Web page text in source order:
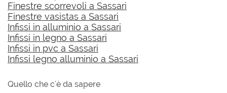
Finestre scorrevoli a Sassari
Finestre vasistas a Sassari
Infissi in alluminio a Sassari
Infissi in legno a Sassari
Infissi in pvc a Sassari
Infissi legno alluminio a Sassari
Quello che c'è da sapere